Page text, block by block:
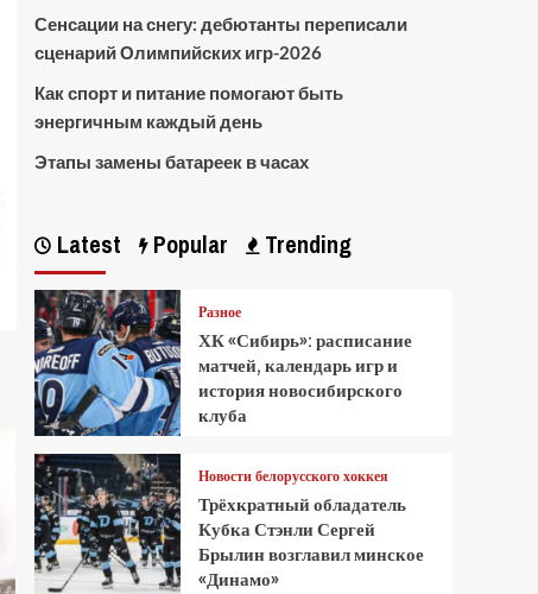
Сенсации на снегу: дебютанты переписали
сценарий Олимпийских игр-2026
Как спорт и питание помогают быть
энергичным каждый день
Этапы замены батареек в часах
Latest Popular Trending
Разное
ХК «Сибирь»: расписание
матчей, календарь игр и
история новосибирского
клуба
Новости белорусского хоккея
Трёхкратный обладатель
Кубка Стэнли Сергей
Брылин возглавил минское
«Динамо»